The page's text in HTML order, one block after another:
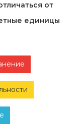
от
единицы